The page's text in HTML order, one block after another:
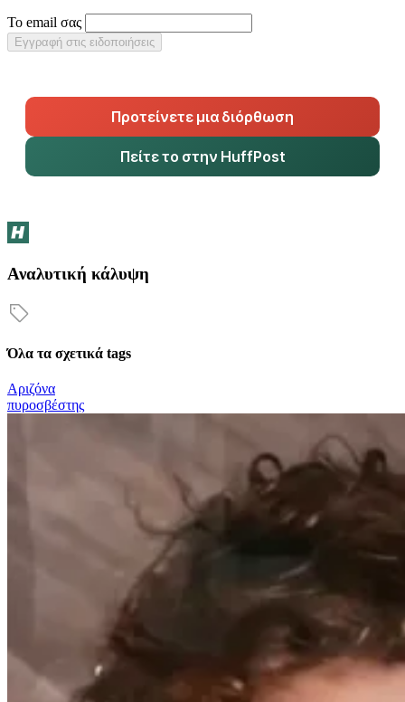
Το email σας
Εγγραφή στις ειδοποιήσεις
Προτείνετε μια διόρθωση
Πείτε το στην HuffPost
Αναλυτική κάλυψη
Όλα τα σχετικά tags
Αριζόνα
πυροσβέστης